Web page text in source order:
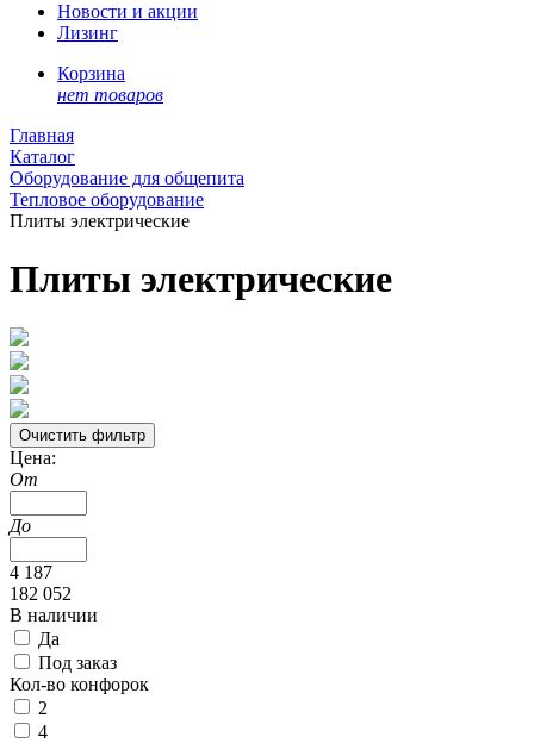
Новости и акции
Лизинг
Корзина
нет товаров
Главная
Каталог
Оборудование для общепита
Тепловое оборудование
Плиты электрические
Плиты электрические
Цена:
От
До
4 187
182 052
В наличии
Да
Под заказ
Кол-во конфорок
2
4